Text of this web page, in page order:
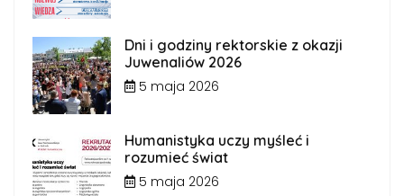
Dni i godziny rektorskie z okazji
Juwenaliów 2026
5 maja 2026
Humanistyka uczy myśleć i
rozumieć świat
5 maja 2026